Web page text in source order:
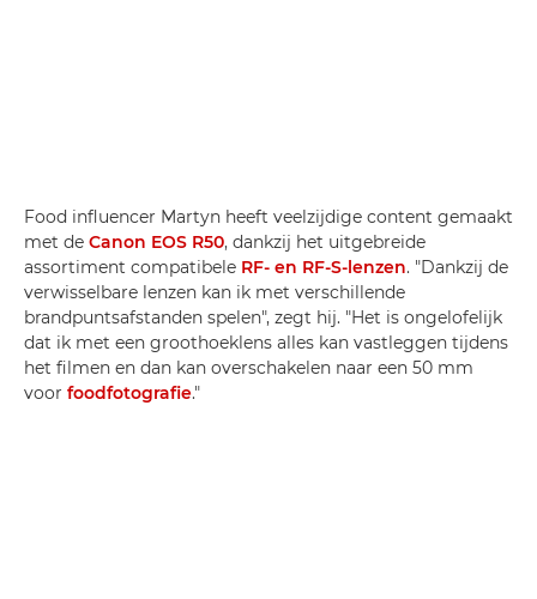
Food influencer Martyn heeft veelzijdige content gemaakt
met de Canon EOS R50, dankzij het uitgebreide
assortiment compatibele RF- en RF-S-lenzen. "Dankzij de
verwisselbare lenzen kan ik met verschillende
brandpuntsafstanden spelen", zegt hij. "Het is ongelofelijk
dat ik met een groothoeklens alles kan vastleggen tijdens
het filmen en dan kan overschakelen naar een 50 mm
voor foodfotografie."